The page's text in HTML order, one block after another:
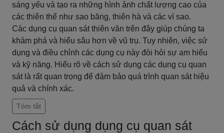
sáng yếu và tạo ra những hình ảnh chất lượng cao của
các thiên thể như sao băng, thiên hà và các vì sao.
Các dụng cụ quan sát thiên văn trên đây giúp chúng ta
khám phá và hiểu sâu hơn về vũ trụ. Tuy nhiên, việc sử
dụng và điều chỉnh các dụng cụ này đòi hỏi sự am hiểu
và kỹ năng. Hiểu rõ về cách sử dụng các dụng cụ quan
sát là rất quan trọng để đảm bảo quá trình quan sát hiệu
quả và chính xác.
Tóm tắt
Cách sử dụng dụng cụ quan sát